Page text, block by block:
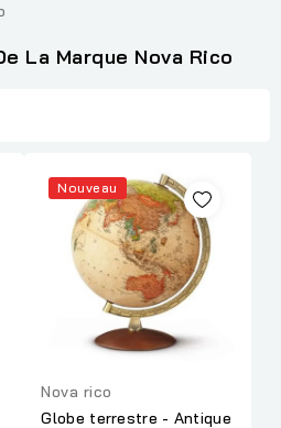
La Marque Nova Rico
Nouveau
Nova rico
Globe terrestre - Antique